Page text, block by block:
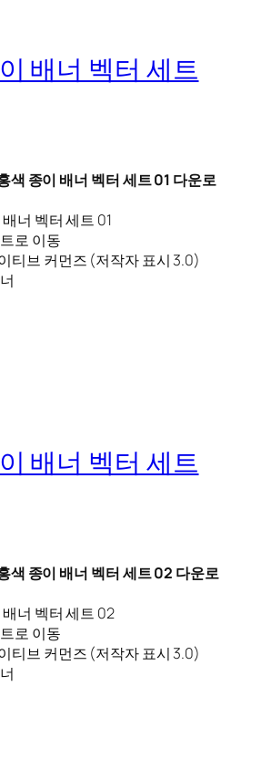
배너 벡터 세트
색 종이 배너 벡터 세트 01 다운로
너 벡터 세트 01
로 이동
티브 커먼즈 (저작자 표시 3.0)
배너 벡터 세트
색 종이 배너 벡터 세트 02 다운로
너 벡터 세트 02
로 이동
티브 커먼즈 (저작자 표시 3.0)